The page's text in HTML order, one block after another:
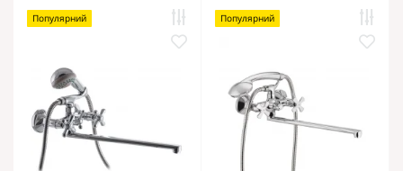
Популярний Популярний